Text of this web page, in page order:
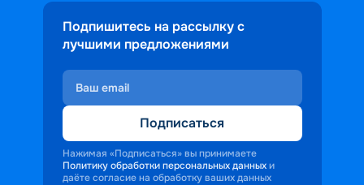
Подпишитесь на рассылку с
лучшими предложениями
Подписаться
Нажимая «Подписаться» вы принимаете
Политику обработки персональных данных и
даёте согласие на обработку ваших данных